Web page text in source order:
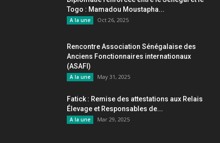
Togo : Mamadou Moustapha...
A la une Oct 26, 2025
Rencontre Association Sénégalaise des
Anciens Fonctionnaires internationaux
(ASAFI)
A la une May 31, 2025
Fatick : Remise des attestations aux Relais
Élevage et Responsables de...
A la une Mar 29, 2025